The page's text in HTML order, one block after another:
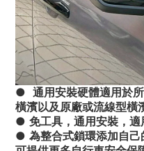
●  通用安裝硬體適用
橫濱以及原廠或流線型橫
● 免工具，通用安裝，適
● 為整合式鎖環添加自己